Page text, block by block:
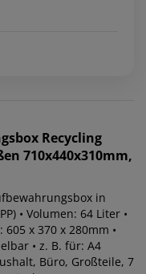
Recycling
710x440x310mm,
in
• Volumen: 64 Liter •
x 370 x 280mm •
• z. B. für: A4
Büro, Großteile, 7